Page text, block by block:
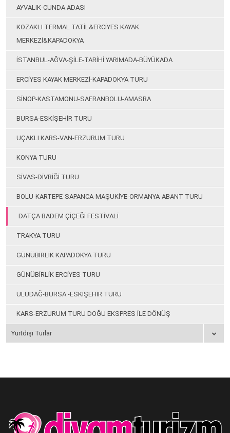
AYVALIK-CUNDA ADASI
KOZAKLI TERMAL TATİL&ERCİYES KAYAK
MERKEZİ&KAPADOKYA
İSTANBUL-AĞVA-ŞİLE-TARİHİ YARIMADA-BÜYÜKADA
ERCİYES KAYAK MERKEZİ-KAPADOKYA TURU
SİNOP-KASTAMONU-SAFRANBOLU-AMASRA
BURSA-ESKİŞEHİR TURU
UÇAKLI KARS-VAN-ERZURUM TURU
KONYA TURU
SİVAS-DİVRİĞİ TURU
BOLU-KARTEPE-SAPANCA-MAŞUKİYE-ORMANYA-ABANT TURU
DATÇA BADEM ÇİÇEĞİ FESTİVALİ
TRAKYA TURU
GÜNÜBİRLİK KAPADOKYA TURU
GÜNÜBİRLİK ERCİYES TURU
ULUDAĞ-BURSA -ESKİŞEHİR TURU
KARS-ERZURUM TURU DOĞU EKSPRES İLE DÖNÜŞ
Yurtdışı Turlar